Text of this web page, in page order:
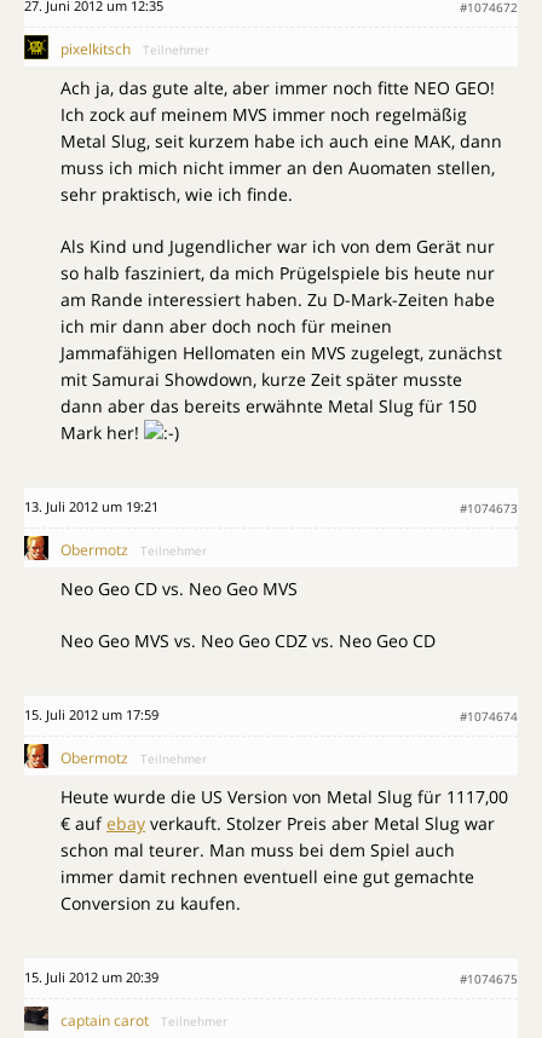
27. Juni 2012 um 12:35 #1074672
pixelkitsch Teilnehmer
Ach ja, das gute alte, aber immer noch fitte NEO GEO!
Ich zock auf meinem MVS immer noch regelmäßig
Metal Slug, seit kurzem habe ich auch eine MAK, dann
muss ich mich nicht immer an den Auomaten stellen,
sehr praktisch, wie ich finde.
Als Kind und Jugendlicher war ich von dem Gerät nur
so halb fasziniert, da mich Prügelspiele bis heute nur
am Rande interessiert haben. Zu D-Mark-Zeiten habe
ich mir dann aber doch noch für meinen
Jammafähigen Hellomaten ein MVS zugelegt, zunächst
mit Samurai Showdown, kurze Zeit später musste
dann aber das bereits erwähnte Metal Slug für 150
Mark her!
13. Juli 2012 um 19:21 #1074673
Obermotz Teilnehmer
Neo Geo CD vs. Neo Geo MVS
Neo Geo MVS vs. Neo Geo CDZ vs. Neo Geo CD
15. Juli 2012 um 17:59 #1074674
Obermotz Teilnehmer
Heute wurde die US Version von Metal Slug für 1117,00
€ aufebay verkauft. Stolzer Preis aber Metal Slug war
schon mal teurer. Man muss bei dem Spiel auch
immer damit rechnen eventuell eine gut gemachte
Conversion zu kaufen.
15. Juli 2012 um 20:39 #1074675
captain carot Teilnehmer